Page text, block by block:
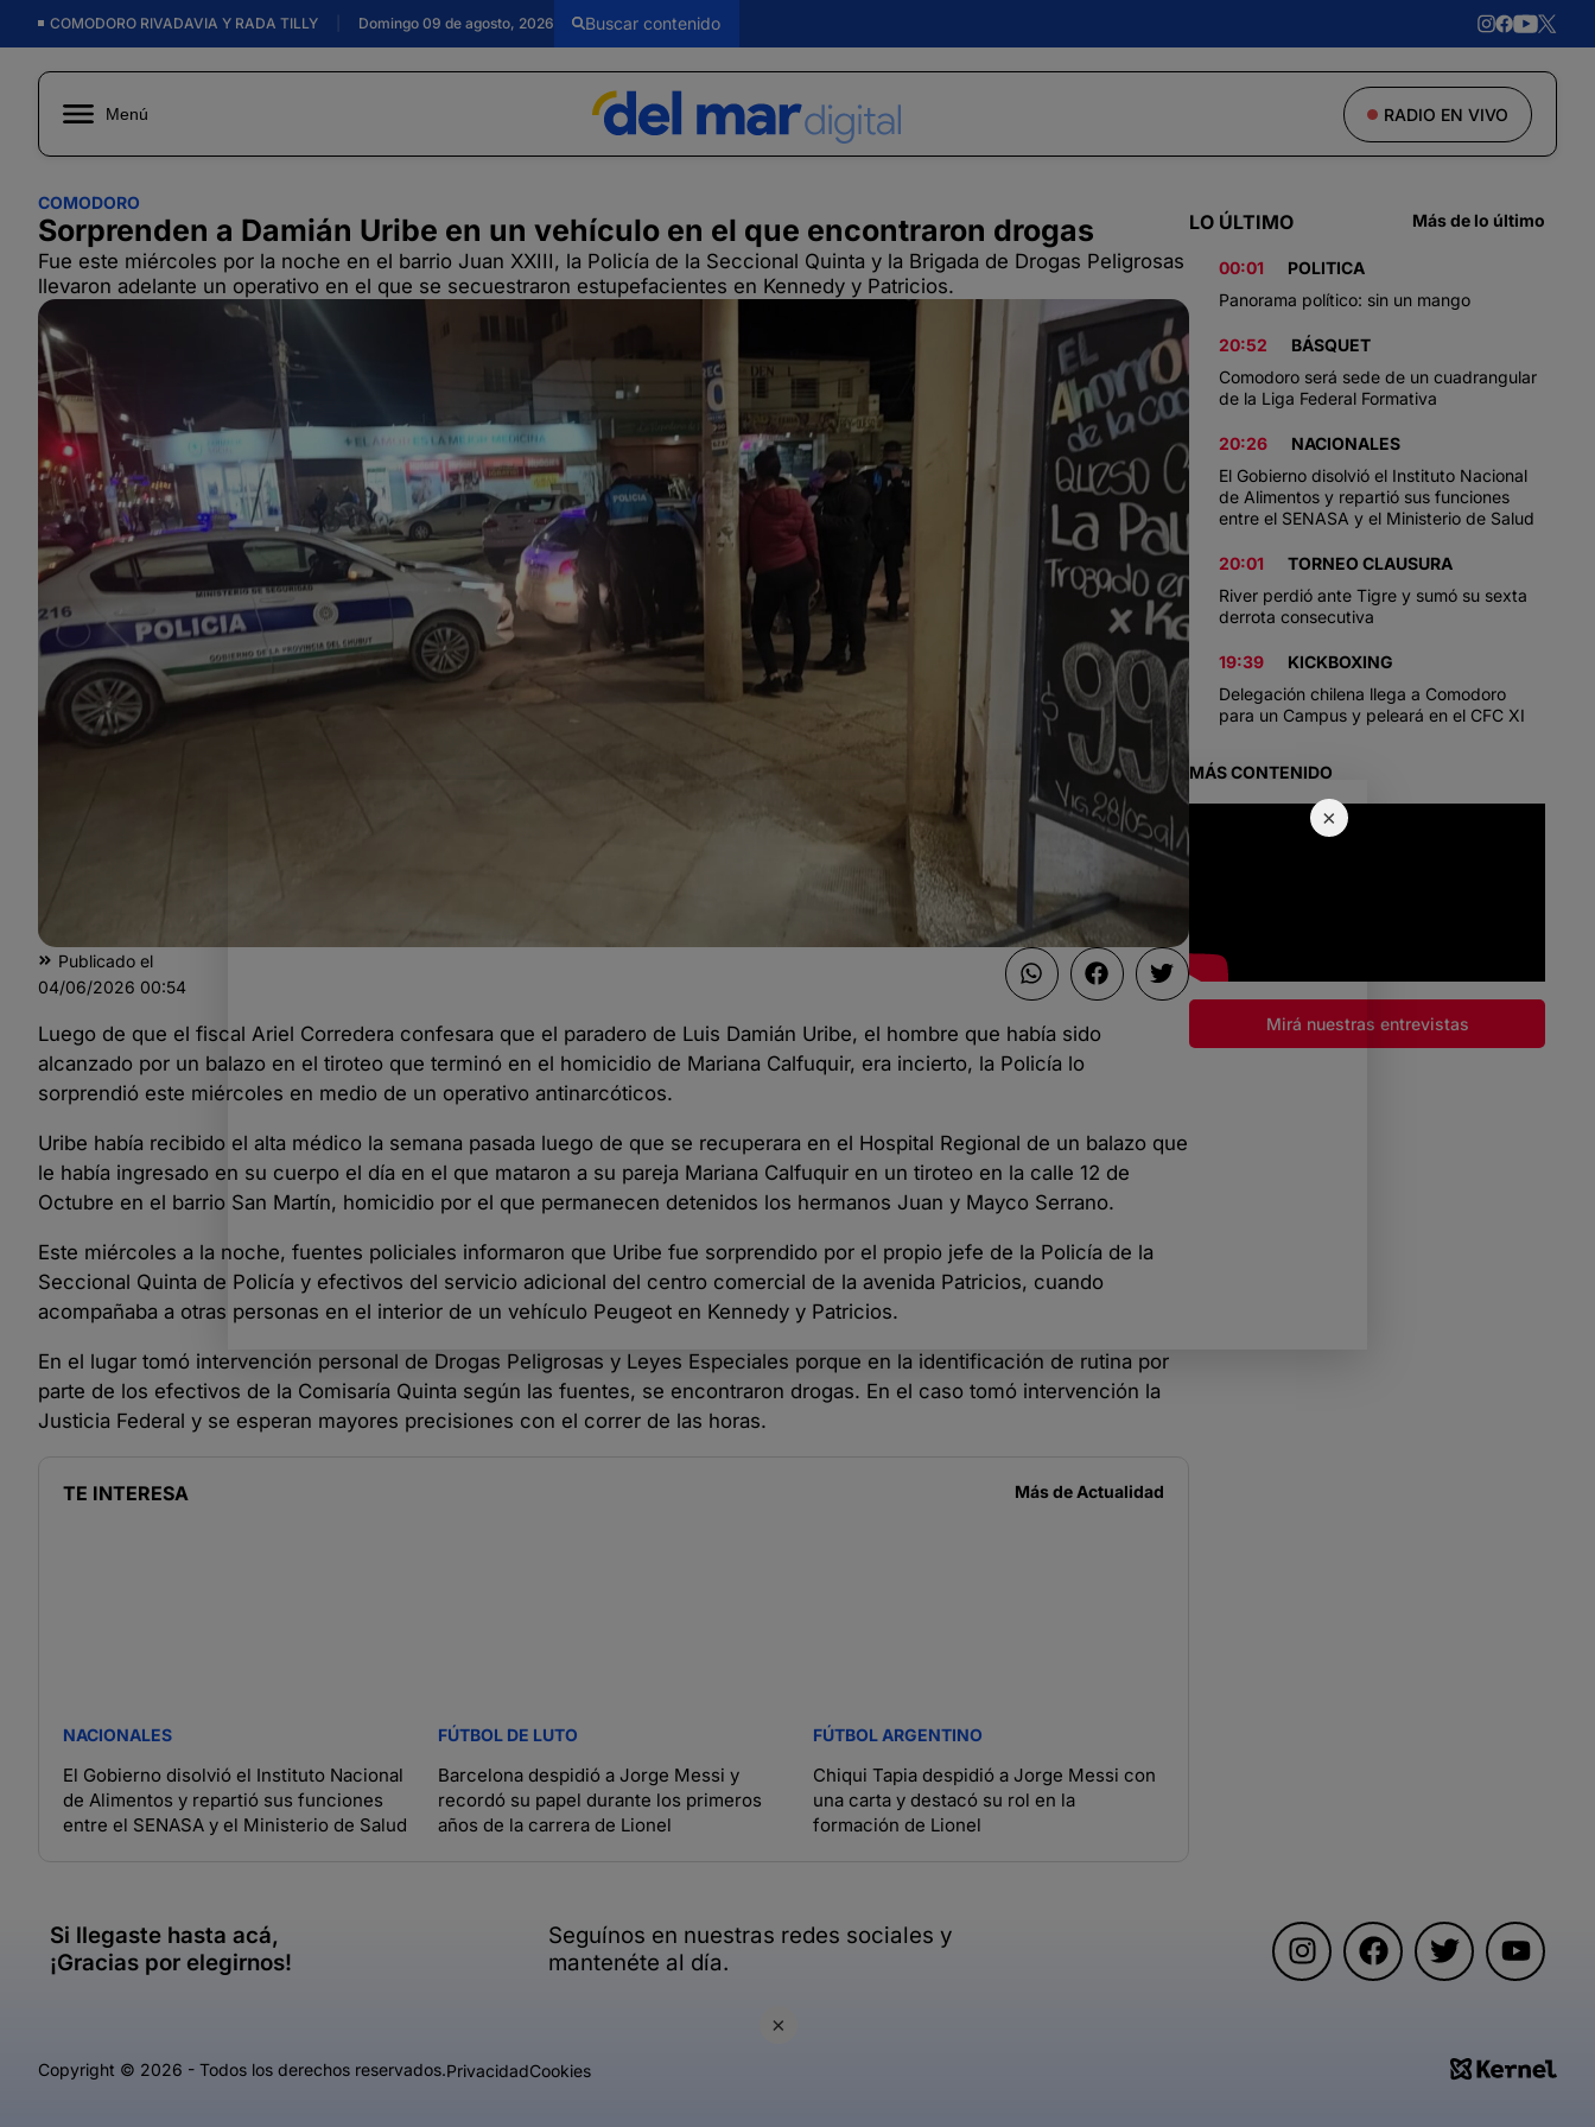
COMODORO RIVADAVIA Y RADA TILLY Domingo 09 de agosto, 2026
Menú RADIO EN VIVO
×
×
COMODORO
Sorprenden a Damián Uribe en un vehículo en el que encontraron drogas
Fue este miércoles por la noche en el barrio Juan XXIII, la Policía de la Seccional Quinta y la Brigada de Drogas Peligrosas
llevaron adelante un operativo en el que se secuestraron estupefacientes en Kennedy y Patricios.
Publicado el
04/06/2026 00:54
Luego de que el fiscal Ariel Corredera confesara que el paradero de Luis Damián Uribe, el hombre que había sido
alcanzado por un balazo en el tiroteo que terminó en el homicidio de Mariana Calfuquir, era incierto, la Policía lo
sorprendió este miércoles en medio de un operativo antinarcóticos.
Uribe había recibido el alta médico la semana pasada luego de que se recuperara en el Hospital Regional de un balazo que
le había ingresado en su cuerpo el día en el que mataron a su pareja Mariana Calfuquir en un tiroteo en la calle 12 de
Octubre en el barrio San Martín, homicidio por el que permanecen detenidos los hermanos Juan y Mayco Serrano.
Este miércoles a la noche, fuentes policiales informaron que Uribe fue sorprendido por el propio jefe de la Policía de la
Seccional Quinta de Policía y efectivos del servicio adicional del centro comercial de la avenida Patricios, cuando
acompañaba a otras personas en el interior de un vehículo Peugeot en Kennedy y Patricios.
En el lugar tomó intervención personal de Drogas Peligrosas y Leyes Especiales porque en la identificación de rutina por
parte de los efectivos de la Comisaría Quinta según las fuentes, se encontraron drogas. En el caso tomó intervención la
Justicia Federal y se esperan mayores precisiones con el correr de las horas.
TE INTERESA Más de Actualidad
NACIONALES
El Gobierno disolvió el Instituto Nacional
de Alimentos y repartió sus funciones
entre el SENASA y el Ministerio de Salud
FÚTBOL DE LUTO
Barcelona despidió a Jorge Messi y
recordó su papel durante los primeros
años de la carrera de Lionel
FÚTBOL ARGENTINO
Chiqui Tapia despidió a Jorge Messi con
una carta y destacó su rol en la
formación de Lionel
LO ÚLTIMO Más de lo último
00:01
POLITICA
Panorama político: sin un mango
20:52
BÁSQUET
Comodoro será sede de un cuadrangular
de la Liga Federal Formativa
20:26
NACIONALES
El Gobierno disolvió el Instituto Nacional
de Alimentos y repartió sus funciones
entre el SENASA y el Ministerio de Salud
20:01
TORNEO CLAUSURA
River perdió ante Tigre y sumó su sexta
derrota consecutiva
19:39
KICKBOXING
Delegación chilena llega a Comodoro
para un Campus y peleará en el CFC XI
MÁS CONTENIDO
Mirá nuestras entrevistas
Si llegaste hasta acá,
¡Gracias por elegirnos!
Seguínos en nuestras redes sociales y
mantenéte al día.
Copyright © 2026 - Todos los derechos reservados.PrivacidadCookies